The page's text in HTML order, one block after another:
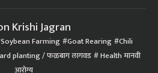
Krishi Jagran
Soybean Farming Goat Rearing Chili
planting / फळबाग लागवड Health मानवी
आरोग्य